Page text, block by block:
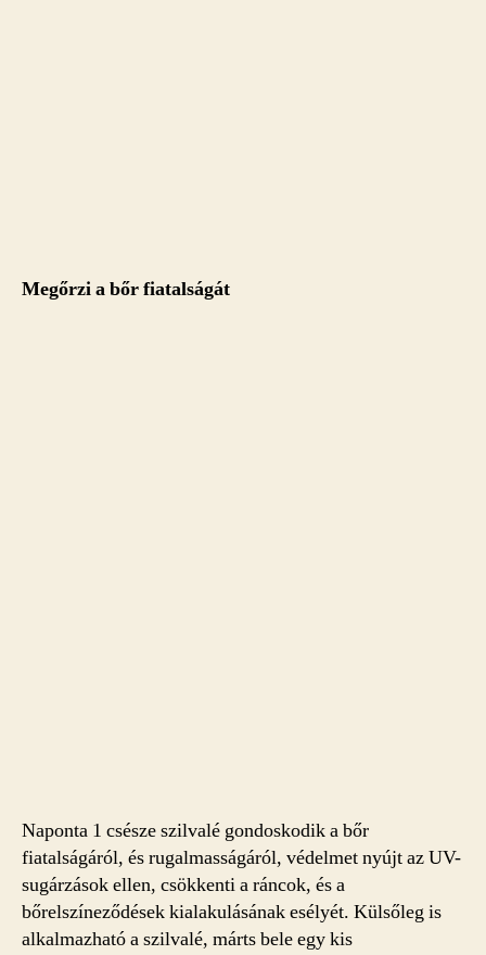
Megőrzi a bőr fiatalságát
Naponta 1 csésze szilvalé gondoskodik a bőr
fiatalságáról, és rugalmasságáról, védelmet nyújt az UV-
sugárzások ellen, csökkenti a ráncok, és a
bőrelszíneződések kialakulásának esélyét. Külsőleg is
alkalmazható a szilvalé, márts bele egy kis